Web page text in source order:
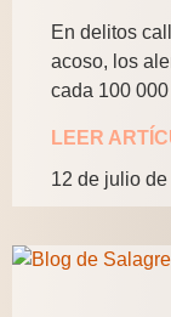
En delitos
acoso, los
cada 100
LEER
12 de julio